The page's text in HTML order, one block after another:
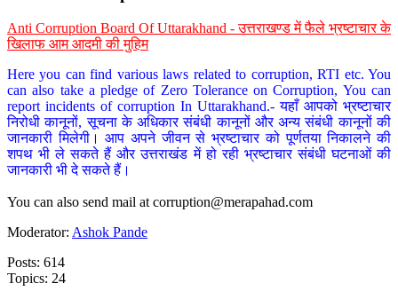
Anti Corruption Board Of Uttarakhand - उत्तराखण्ड में फैले भ्रष्टाचार के
खिलाफ आम आदमी की मुहिम
Here you can find various laws related to corruption, RTI etc. You
can also take a pledge of Zero Tolerance on Corruption, You can
report incidents of corruption In Uttarakhand.- यहाँ आपको भ्रष्टाचार
निरोधी कानूनों, सूचना के अधिकार संबंधी कानूनों और अन्य संबंधी कानूनों की
जानकारी मिलेगी। आप अपने जीवन से भ्रष्टाचार को पूर्णतया निकालने की
शपथ भी ले सकते हैं और उत्तराखंड में हो रही भ्रष्टाचार संबंधी घटनाओं की
जानकारी भी दे सकते हैं।
You can also send mail at corruption@merapahad.com
Moderator: Ashok Pande
Posts: 614
Topics: 24